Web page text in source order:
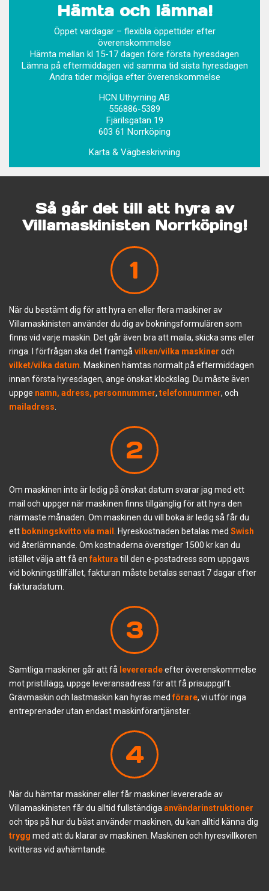
Hämta och lämna!
Öppet vardagar – flexibla öppettider efter
överenskommelse
Hämta mellan kl 15-17 dagen före första hyresdagen
Lämna på eftermiddagen vid samma tid sista hyresdagen
Andra tider möjliga efter överenskommelse
HCN Uthyrning AB
556886-5389
Fjärilsgatan 19
603 61 Norrköping
Karta & Vägbeskrivning
Så går det till att hyra av
Villamaskinisten Norrköping!
1
När du bestämt dig för att hyra en eller flera maskiner av
Villamaskinisten använder du dig av bokningsformulären som
finns vid varje maskin. Det går även bra att maila, skicka sms eller
ringa. I förfrågan ska det framgå vilken/vilka maskiner och
vilket/vilka datum . Maskinen hämtas normalt på eftermiddagen
innan första hyresdagen, ange önskat klockslag. Du måste även
uppge namn, adress, personnummer, telefonnummer, och
mailadress
2
Om maskinen inte är ledig på önskat datum svarar jag med ett
mail och uppger när maskinen finns tillgänglig för att hyra den
närmaste månaden. Om maskinen du vill boka är ledig så får du
ett bokningskvitto via mail . Hyreskostnaden betalas med Swish
vid återlämnande. Om kostnaderna överstiger 1500 kr kan du
istället välja att få en faktura till den e-postadress som uppgavs
vid bokningstillfället, fakturan måste betalas senast 7 dagar efter
fakturadatum.
3
Samtliga maskiner går att få levereradeefter överenskommelse
mot pristillägg, uppge leveransadress för att få prisuppgift.
Grävmaskin och lastmaskin kan hyras med förare, vi utför inga
entreprenader utan endast maskinförartjänster.
4
När du hämtar maskiner eller får maskiner levererade av
Villamaskinisten får du alltid fullständiga användarinstruktioner
och tips på hur du bäst använder maskinen, du kan alltid känna dig
trygg med att du klarar av maskinen. Maskinen och hyresvillkoren
kvitteras vid avhämtande.